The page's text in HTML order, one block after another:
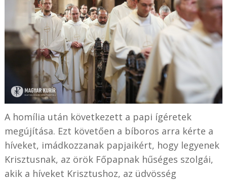
A homília után következett a papi ígéretek
megújítása. Ezt követően a bíboros arra kérte a
híveket, imádkozzanak papjaikért, hogy legyenek
Krisztusnak, az örök Főpapnak hűséges szolgái,
akik a híveket Krisztushoz, az üdvösség